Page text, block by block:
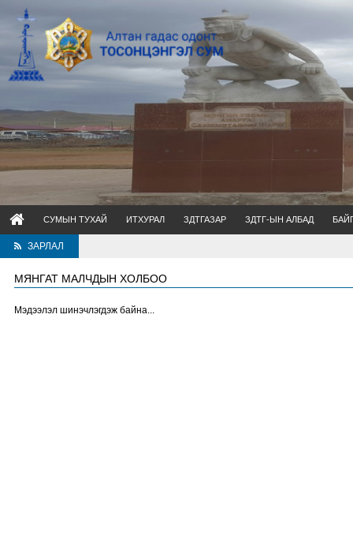
СУМЫН ТУХАЙ ИТХУРАЛ ЗДТГАЗАР ЗДТГ-ЫН АЛБАД
ЗАРЛАЛ
МЯНГАТ МАЛЧДЫН ХОЛБОО
Мэдээлэл шинэчлэгдэж байна...